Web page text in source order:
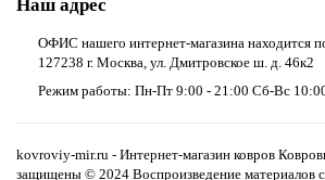
Наш адрес
ОФИС нашего интернет-магазина находится
127238 г. Москва, ул. Дмитровское ш. д. 46к2
Режим работы: Пн-Пт 9:00 - 21:00 Сб-Вс
kovroviy-mir.ru - Интернет-магазин ковров
защищены © 2024 Воспроизведение материалов